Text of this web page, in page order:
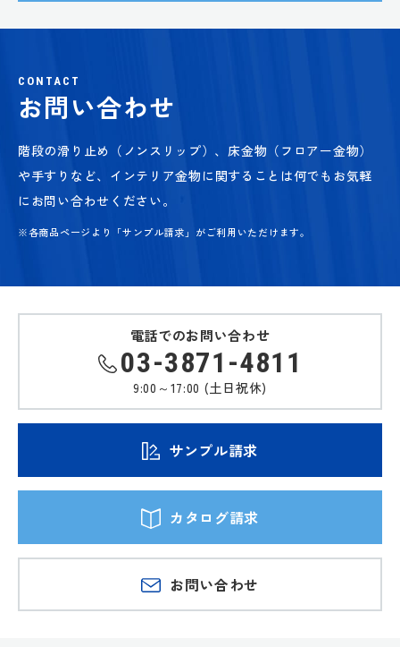
CONTACT
お問い合わせ
階段の滑り止め（ノンスリップ）、床金物（フロアー金物）
や手すりなど、 インテリア金物に関することは何でもお気軽
にお問い合わせください。
※各商品ページより「サンプル請求」がご利用いただけます。
電話でのお問い合わせ
03-3871-4811
9:00～17:00 (土日祝休)
サンプル請求
カタログ請求
お問い合わせ